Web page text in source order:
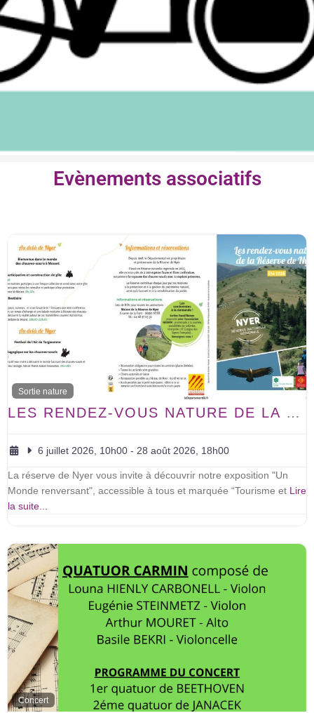
Evènements associatifs
Sortie nature
LES RENDEZ-VOUS NATURE DE LA RÉSERVE DE NYER.
6 juillet 2026, 10h00 - 28 août 2026, 18h00
La réserve de Nyer vous invite à découvrir notre exposition "Un
Monde renversant", accessible à tous et marquée “Tourisme et Lire
la suite...
Concert